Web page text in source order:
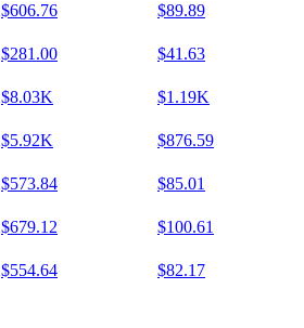
$606.76 $89.89
$281.00 $41.63
$8.03K $1.19K
$5.92K $876.59
$573.84 $85.01
$679.12 $100.61
$554.64 $82.17